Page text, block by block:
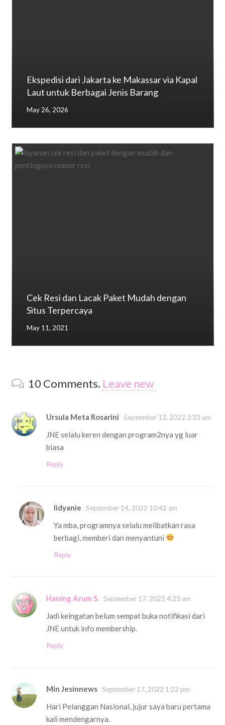
Ekspedisi dari Jakarta ke Makassar via Kapal
Laut untuk Berbagai Jenis Barang
May 26, 2026
Cek Resi dan Lacak Paket Mudah dengan
Situs Terpercaya
May 11, 2021
10 Comments. Leave new
Ursula Meta Rosarini September 13, 2022 3:33 am
JNE selalu keren dengan program2nya yg luar
biasa
Reply
Iidyanie September 14, 2022 10:42 am
Ya mba, programnya selalu melibatkan rasa
berbagi, memberi dan menyantuni
Reply
Haning Arum S. September 17, 2022 4:23 am
Jadi keingatan belum sempat buka notifikasi dari
JNE untuk info membership.
Reply
Min Jesinnews September 17, 2022 1:22 pm
Hari Pelanggan Nasional, jujur saya baru pertama
kali mendengarnya.